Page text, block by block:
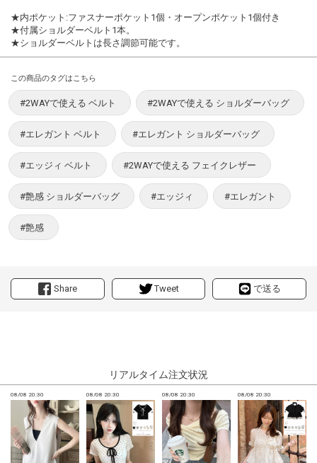
Share Tweet で送る
★内ポケット:ファスナーポケット1個・オープンポケット1個付き
★付属ショルダーベルト1本。
★ショルダーベルトは長さ調節可能です。
この商品のタグはこちら
#2WAYで使える ベルト #2WAYで使える ショルダーバッグ
#エレガント ベルト #エレガント ショルダーバッグ
#エッジィ ベルト #2WAYで使える フェイクレザー
#艶感 ショルダーバッグ #エッジィ #エレガント
#艶感
リアルタイム注文状況
08/08 20:30 08/08 20:30 08/08 20:30 08/08 20:30